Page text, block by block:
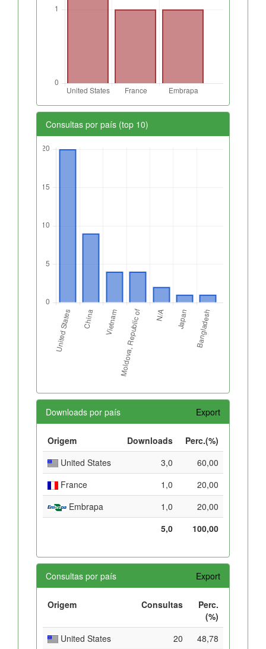
Consultas por país (top 10)
Downloads por país Export
Origem Downloads
Perc.(%)
United States
3,0
60,00
France
1,0
20,00
Embrapa
1,0
20,00
5,0
100,00
Consultas por país Export
Origem Consultas
Perc.
(%)
United States
20
48,78